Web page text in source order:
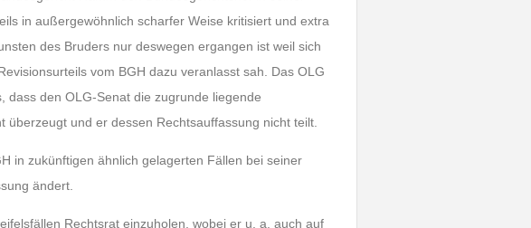
in außergewöhnlich scharfer Weise kritisiert und extra
des Bruders nur deswegen ergangen ist weil sich
vom BGH dazu veranlasst sah. Das OLG
dass den OLG-Senat die zugrunde liegende
und er dessen Rechtsauffassung nicht teilt.
in zukünftigen ähnlich gelagerten Fällen bei seiner
ändert.
Rechtsrat einzuholen, wobei er u. a. auch auf